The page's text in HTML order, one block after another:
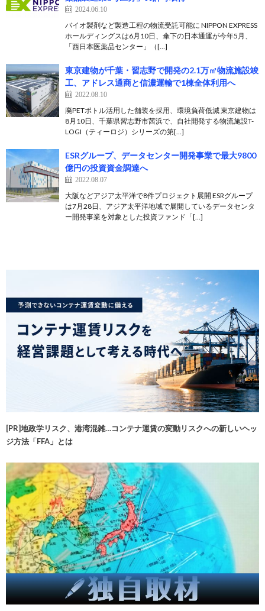
2024.06.10
バイオ製剤など製造工程の物流受託可能に NIPPON EXPRESS
ホールディングスは6月10日、傘下の日本通運が今年5月、
「西日本医薬品センター」（[…]
東京建物が千葉・習志野で開発の2.1万㎡物流施設竣
工、アドレス通商と信濃運輸で1棟全体利用へ
2022.08.10
廃PETボトル活用した舗装を採用、環境負荷低減 東京建物は
8月10日、千葉県習志野市茜浜で、自社開発する物流施設T-
LOGI（ティーロジ）シリーズの第[…]
ESRグループ、データセンター開発事業で最大9800
億円の投資資金調達へ
2022.08.07
大阪などアジア太平洋で8件プロジェクト展開 ESRグループ
は7月28日、アジア太平洋地域で展開しているデータセンタ
ー開発事業を対象とした投資ファンド「[…]
[PR]地政学リスク、港湾混雑…コンテナ運賃の変動リスクへの新しいヘッ
ジ方法「FFA」とは